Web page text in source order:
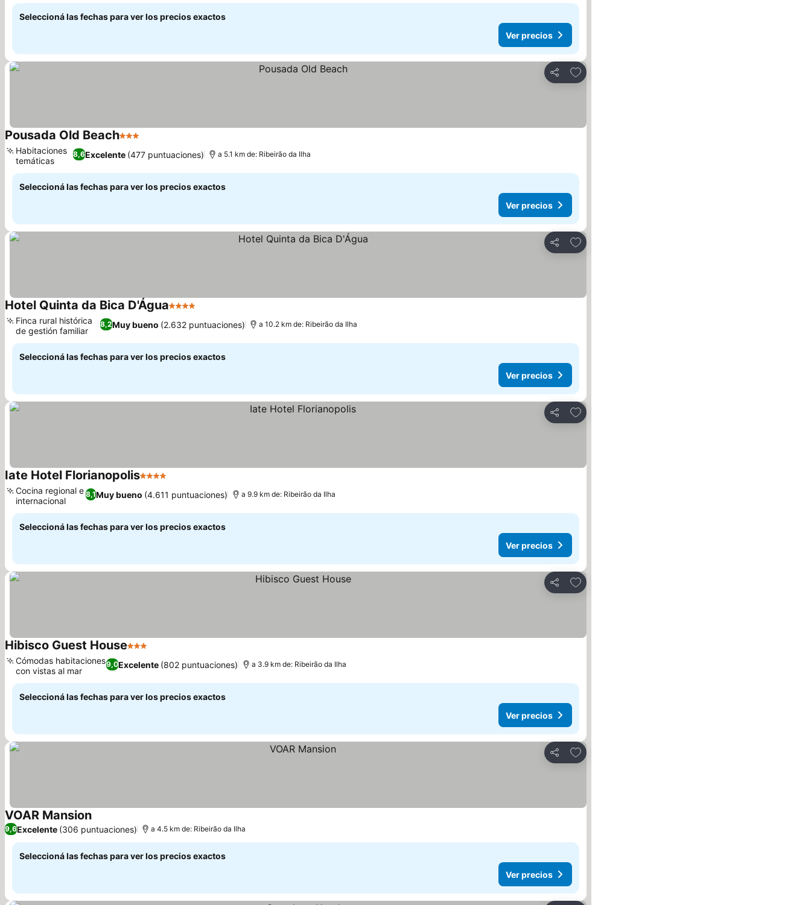
Seleccioná las fechas para ver los precios exactos
Ver precios
Compartir
Añadir a favoritos
Pousada Old Beach3 Estrellas
8,6Excelente (477 puntuaciones)
Habitaciones
temáticas
a 5.1 km de: Ribeirão da Ilha
Seleccioná las fechas para ver los precios exactos
Ver precios
Compartir
Añadir a favoritos
Hotel Quinta da Bica D'Água4 Estrellas
8,2Muy bueno (2.632 puntuaciones)
Finca rural histórica
de gestión familiar
a 10.2 km de: Ribeirão da Ilha
Seleccioná las fechas para ver los precios exactos
Ver precios
Compartir
Añadir a favoritos
Iate Hotel Florianopolis4 Estrellas
8,1Muy bueno (4.611 puntuaciones)
Cocina regional e
internacional
a 9.9 km de: Ribeirão da Ilha
Seleccioná las fechas para ver los precios exactos
Ver precios
Compartir
Añadir a favoritos
Hibisco Guest House3 Estrellas
9,0Excelente (802 puntuaciones)
Cómodas habitaciones
con vistas al mar
a 3.9 km de: Ribeirão da Ilha
Seleccioná las fechas para ver los precios exactos
Ver precios
Compartir
Añadir a favoritos
VOAR Mansion
9,6Excelente (306 puntuaciones) a 4.5 km de: Ribeirão da Ilha
Seleccioná las fechas para ver los precios exactos
Ver precios